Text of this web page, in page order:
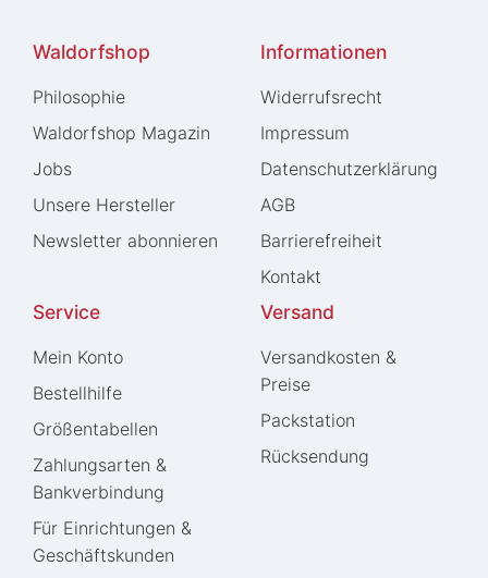
Waldorfshop
Philosophie
Waldorfshop Magazin
Jobs
Unsere Hersteller
Newsletter abonnieren
Informationen
Widerrufs­recht
Impressum
Daten­schutz­erklärung
AGB
Barrierefreiheit
Kontakt
Service
Mein Konto
Bestellhilfe
Größentabellen
Zahlungsarten &
Bankverbindung
Für Einrichtungen &
Geschäftskunden
Versand
Versandkosten &
Preise
Packstation
Rücksendung